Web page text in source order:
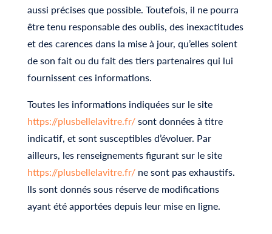
aussi précises que possible. Toutefois, il ne pourra
être tenu responsable des oublis, des inexactitudes
et des carences dans la mise à jour, qu’elles soient
de son fait ou du fait des tiers partenaires qui lui
fournissent ces informations.
Toutes les informations indiquées sur le site
https://plusbellelavitre.fr/sont données à titre
indicatif, et sont susceptibles d’évoluer. Par
ailleurs, les renseignements figurant sur le site
https://plusbellelavitre.fr/ne sont pas exhaustifs.
Ils sont donnés sous réserve de modifications
ayant été apportées depuis leur mise en ligne.